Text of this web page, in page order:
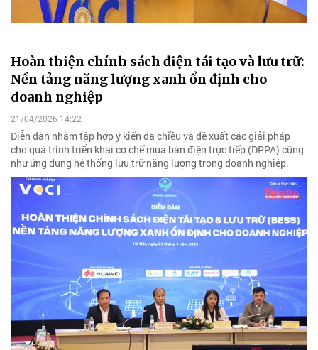
Hoàn thiện chính sách điện tái tạo và lưu trữ:
Nền tảng năng lượng xanh ổn định cho
doanh nghiệp
21/04/2026 14:22
Diễn đàn nhằm tập hợp ý kiến đa chiều và đề xuất các giải pháp
cho quá trình triển khai cơ chế mua bán điện trực tiếp (DPPA) cũng
như ứng dụng hệ thống lưu trữ năng lượng trong doanh nghiệp.